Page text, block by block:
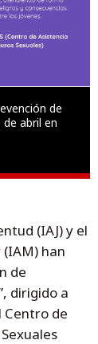
de
abril en
(IAJ) y el
han
de
dirigido a
de